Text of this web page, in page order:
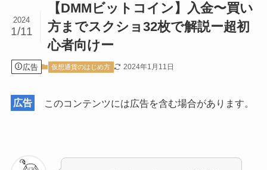
【DMMビットコイン】入金〜買い
方までスクショ32枚で解説ー超初
心者向けー
2024
1/11
広告 仮想通貨のはじめ方 2024年1月11日
広告 このコンテンツには広告を含む場合があります。